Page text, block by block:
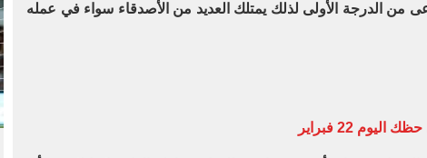
من الدرجة الأولى لذلك يمتلك العديد من الأصدقاء سواء في عمله
22 فبراير